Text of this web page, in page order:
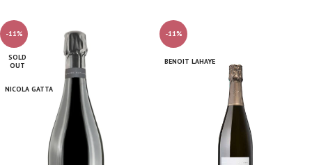
-11%
SOLD
OUT
NICOLA GATTA
-11%
BENOIT LAHAYE